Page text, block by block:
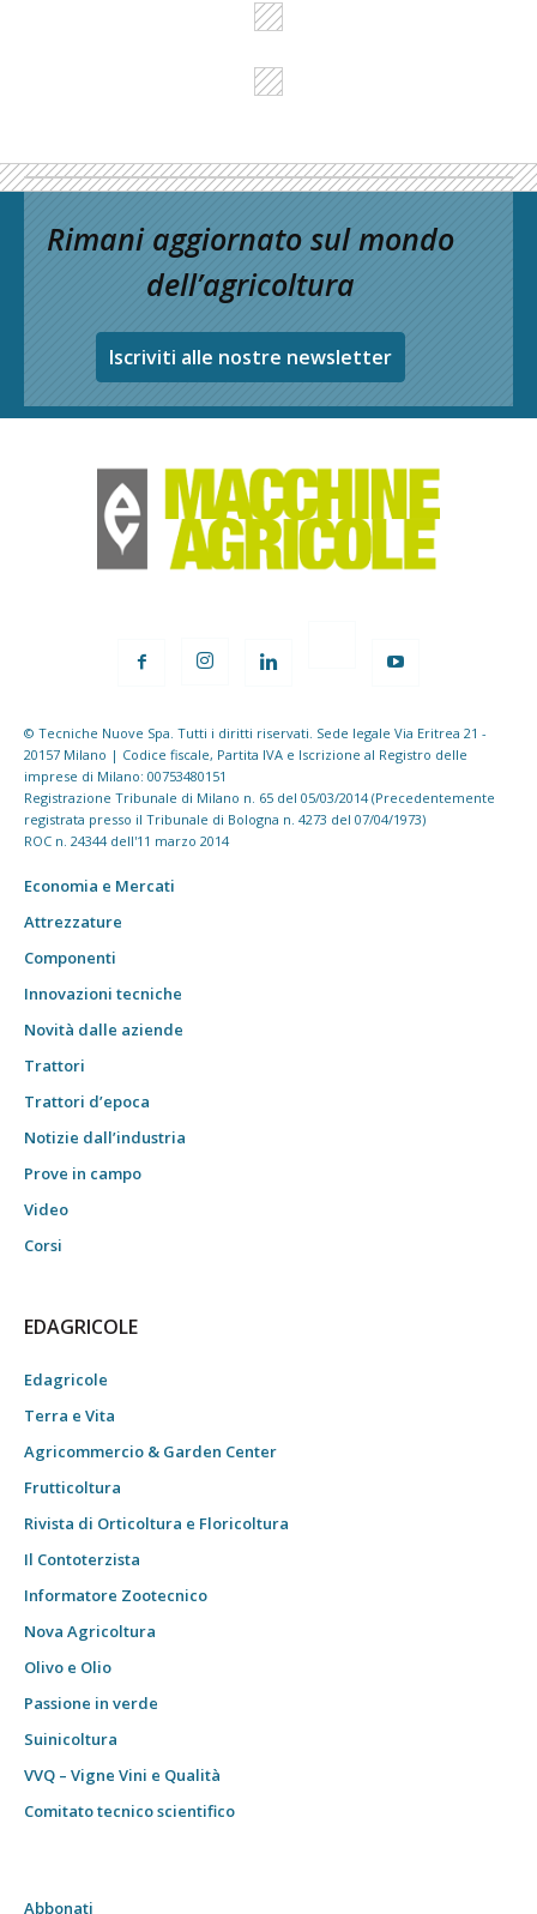
Rimani aggiornato sul mondo
dell’agricoltura
Iscriviti alle nostre newsletter
© Tecniche Nuove Spa. Tutti i diritti riservati. Sede legale Via Eritrea 21 -
20157 Milano | Codice fiscale, Partita IVA e Iscrizione al Registro delle
imprese di Milano: 00753480151
Registrazione Tribunale di Milano n. 65 del 05/03/2014 (Precedentemente
registrata presso il Tribunale di Bologna n. 4273 del 07/04/1973)
ROC n. 24344 dell'11 marzo 2014
Economia e Mercati
Attrezzature
Componenti
Innovazioni tecniche
Novità dalle aziende
Trattori
Trattori d’epoca
Notizie dall’industria
Prove in campo
Video
Corsi
EDAGRICOLE
Edagricole
Terra e Vita
Agricommercio & Garden Center
Frutticoltura
Rivista di Orticoltura e Floricoltura
Il Contoterzista
Informatore Zootecnico
Nova Agricoltura
Olivo e Olio
Passione in verde
Suinicoltura
VVQ – Vigne Vini e Qualità
Comitato tecnico scientifico
Abbonati